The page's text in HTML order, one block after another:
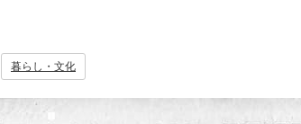
暮らし・文化